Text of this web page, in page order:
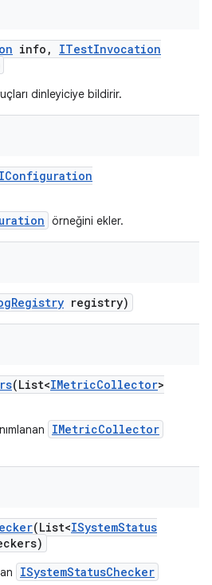
info , ITestInvocation
dinleyiciye bildirir.
IConfiguration
örneğini ekler.
Registry registry)
(List<IMetricCollector>
IMetricCollector
(List<ISystemStatus
ISystemStatusChecker